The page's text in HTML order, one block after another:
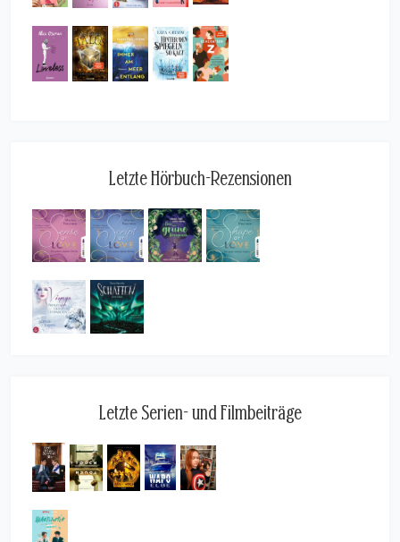
Letzte Hörbuch-Rezensionen
Letzte Serien- und Filmbeiträge